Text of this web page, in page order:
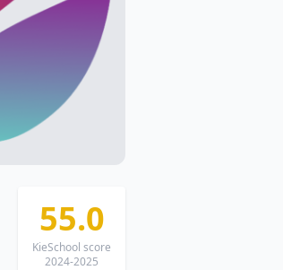
55.0
KieSchool score
2024-2025